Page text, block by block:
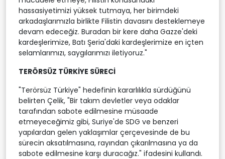
hassasiyetimizi yüksek tutmaya, her birimdeki
arkadaşlarımızla birlikte Filistin davasını desteklemeye
devam edeceğiz. Buradan bir kere daha Gazze'deki
kardeşlerimize, Batı Şeria'daki kardeşlerimize en içten
selamlarımızı, saygılarımızı iletiyoruz."
TERÖRSÜZ TÜRKİYE SÜRECİ
"Terörsüz Türkiye" hedefinin kararlılıkla sürdüğünü
belirten Çelik, "Bir takım devletler veya odaklar
tarafından sabote edilmesine müsaade
etmeyeceğimiz gibi, Suriye'de SDG ve benzeri
yapılardan gelen yaklaşımlar çerçevesinde de bu
sürecin aksatılmasına, rayından çıkarılmasına ya da
sabote edilmesine karşı duracağız." ifadesini kullandı.